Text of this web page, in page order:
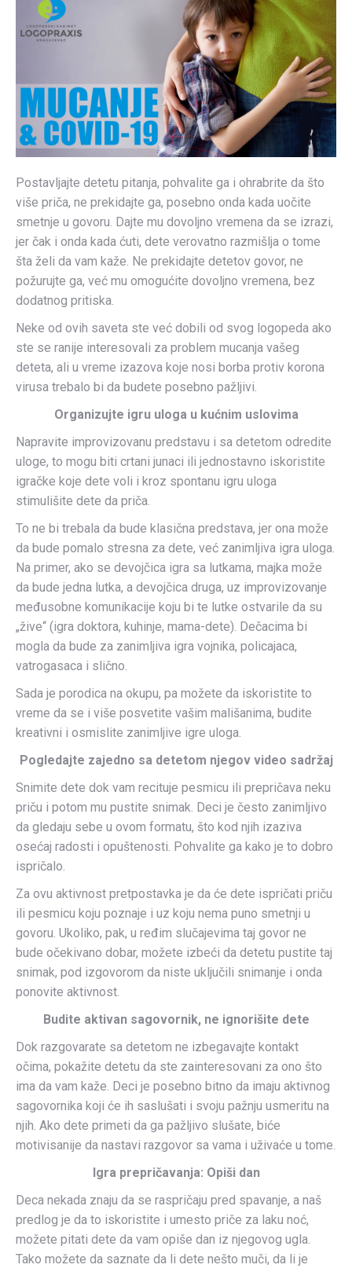
Postavljajte detetu pitanja, pohvalite ga i ohrabrite da što
više priča, ne prekidajte ga, posebno onda kada uočite
smetnje u govoru. Dajte mu dovoljno vremena da se izrazi,
jer čak i onda kada ćuti, dete verovatno razmišlja o tome
šta želi da vam kaže. Ne prekidajte detetov govor, ne
požurujte ga, već mu omogućite dovoljno vremena, bez
dodatnog pritiska.
Neke od ovih saveta ste već dobili od svog logopeda ako
ste se ranije interesovali za problem mucanja vašeg
deteta, ali u vreme izazova koje nosi borba protiv korona
virusa trebalo bi da budete posebno pažljivi.
Organizujte igru uloga u kućnim uslovima
Napravite improvizovanu predstavu i sa detetom odredite
uloge, to mogu biti crtani junaci ili jednostavno iskoristite
igračke koje dete voli i kroz spontanu igru uloga
stimulišite dete da priča.
To ne bi trebala da bude klasična predstava, jer ona može
da bude pomalo stresna za dete, već zanimljiva igra uloga.
Na primer, ako se devojčica igra sa lutkama, majka može
da bude jedna lutka, a devojčica druga, uz improvizovanje
međusobne komunikacije koju bi te lutke ostvarile da su
„žive“ (igra doktora, kuhinje, mama-dete). Dečacima bi
mogla da bude za zanimljiva igra vojnika, policajaca,
vatrogasaca i slično.
Sada je porodica na okupu, pa možete da iskoristite to
vreme da se i više posvetite vašim mališanima, budite
kreativni i osmislite zanimljive igre uloga.
Pogledajte zajedno sa detetom njegov video sadržaj
Snimite dete dok vam recituje pesmicu ili prepričava neku
priču i potom mu pustite snimak. Deci je često zanimljivo
da gledaju sebe u ovom formatu, što kod njih izaziva
osećaj radosti i opuštenosti. Pohvalite ga kako je to dobro
ispričalo.
Za ovu aktivnost pretpostavka je da će dete ispričati priču
ili pesmicu koju poznaje i uz koju nema puno smetnji u
govoru. Ukoliko, pak, u ređim slučajevima taj govor ne
bude očekivano dobar, možete izbeći da detetu pustite taj
snimak, pod izgovorom da niste uključili snimanje i onda
ponovite aktivnost.
Budite aktivan sagovornik, ne ignorišite dete
Dok razgovarate sa detetom ne izbegavajte kontakt
očima, pokažite detetu da ste zainteresovani za ono što
ima da vam kaže. Deci je posebno bitno da imaju aktivnog
sagovornika koji će ih saslušati i svoju pažnju usmeritu na
njih. Ako dete primeti da ga pažljivo slušate, biće
motivisanije da nastavi razgovor sa vama i uživaće u tome.
Igra prepričavanja: Opiši dan
Deca nekada znaju da se raspričaju pred spavanje, a naš
predlog je da to iskoristite i umesto priče za laku noć,
možete pitati dete da vam opiše dan iz njegovog ugla.
Tako možete da saznate da li dete nešto muči, da li je